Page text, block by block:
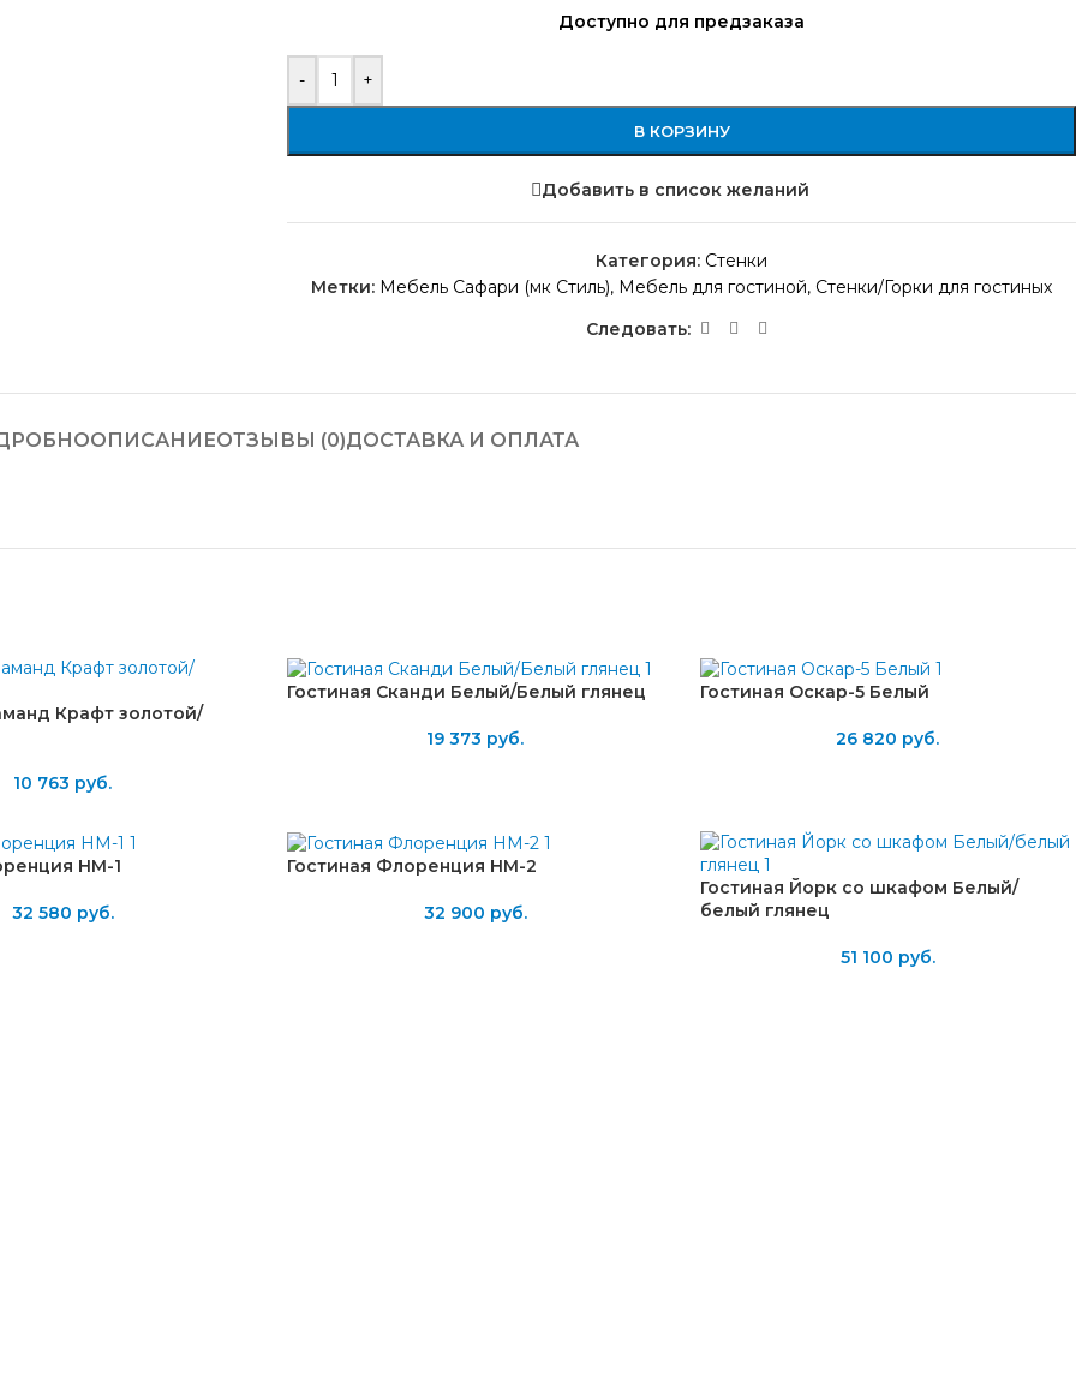
Доступно для предзаказа
- +
В КОРЗИНУ
Добавить в список желаний
Категория: Стенки
Метки: Мебель Сафари (мк Стиль), Мебель для гостиной, Стенки/Горки для гостиных
Следовать:
ОПИСАНИЕОТЗЫВЫ (0)ДОСТАВКА И ОПЛАТА
Крафт золотой/
10 763 руб.
Гостиная Сканди Белый/Белый глянец
19 373 руб.
Гостиная Оскар-5 Белый
26 820 руб.
НМ-1
32 580 руб.
Гостиная Флоренция НМ-2
32 900 руб.
Гостиная Йорк со шкафом Белый/
белый глянец
51 100 руб.